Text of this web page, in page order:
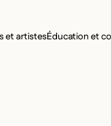
et artistesÉducation et